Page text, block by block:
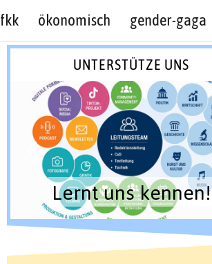
fkk ökonomisch gender-gaga
UNTERSTÜTZE UNS
Lernt uns kennen!